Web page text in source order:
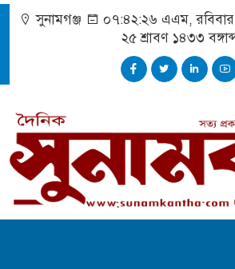
সুনামগঞ্জ ০৭:৪২:২৭ এএম,
২৫ শ্রাবণ ১৪৩৩